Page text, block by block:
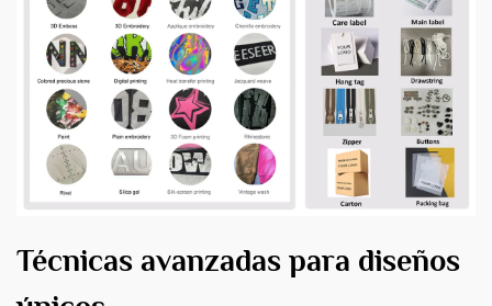
Técnicas avanzadas para diseños